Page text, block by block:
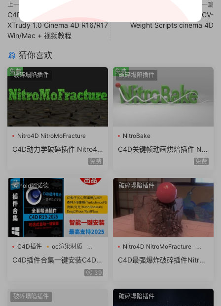
上一篇
C4D挤出插件中文汉化版 Navie
XTrudy 1.0 Cinema 4D R16/R17
Win/Mac + 视频教程
下一篇
C4D权重脚本 Cineversity – CV-
Weight Scripts cinema 4D
猜你喜欢
破碎塌陷插件
Nitro4D NitroMoFracture
C4D动力学破碎插件 Nitro4D
NitroMoFracture v1.06 For
ac破解版 + 使用教程
免费
免费 破碎塌陷插件
NitroBake
C4D关键帧动画烘焙插件 Nitr
o4D NitroBake v2.07 For Ci
破解版 + 使用教程
免费
免费
Arnold阿诺德
C4D插件
oc渲染材质
流体
C4D插件合集一键安装C4D粒
子插件流体OC渲染材质素材39
破碎塌陷插件
Nitro4D NitroMoFracture
破碎插件
C4D最强爆炸破碎插件Nitro4
教程
破碎塌陷插件 破碎塌陷插件